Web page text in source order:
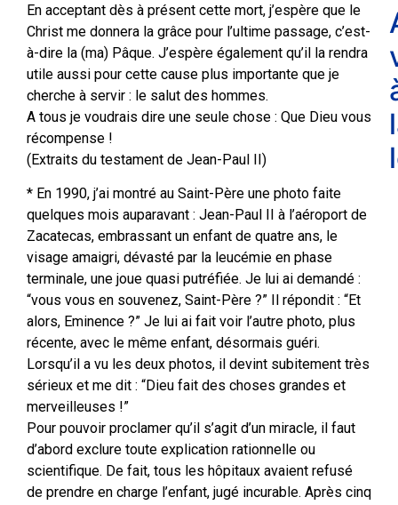
En acceptant dès à présent cette mort, j’espère que le
Christ me donnera la grâce pour l’ultime passage, c’est-
à-dire la (ma) Pâque. J’espère également qu’il la rendra
utile aussi pour cette cause plus importante que je
cherche à servir : le salut des hommes.
A tous je voudrais dire une seule chose : Que Dieu vous
récompense !
(Extraits du testament de Jean-Paul II)
* En 1990, j’ai montré au Saint-Père une photo faite
quelques mois auparavant : Jean-Paul II à l’aéroport de
Zacatecas, embrassant un enfant de quatre ans, le
visage amaigri, dévasté par la leucémie en phase
terminale, une joue quasi putréfiée. Je lui ai demandé :
“vous vous en souvenez, Saint-Père ?” Il répondit : “Et
alors, Eminence ?” Je lui ai fait voir l’autre photo, plus
récente, avec le même enfant, désormais guéri.
Lorsqu’il a vu les deux photos, il devint subitement très
sérieux et me dit : “Dieu fait des choses grandes et
merveilleuses !”
Pour pouvoir proclamer qu’il s’agit d’un miracle, il faut
d’abord exclure toute explication rationnelle ou
scientifique. De fait, tous les hôpitaux avaient refusé
de prendre en charge l’enfant, jugé incurable. Après cinq